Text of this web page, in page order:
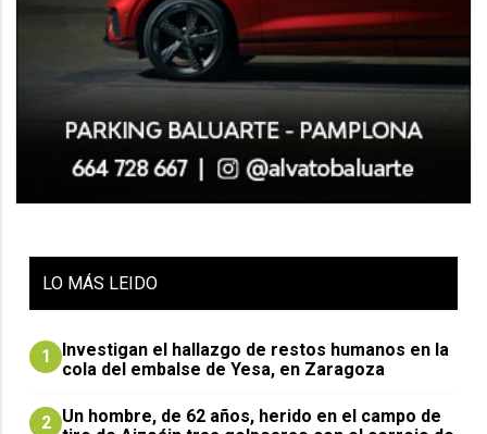
LO MÁS LEIDO
1
Investigan el hallazgo de restos humanos en la
cola del embalse de Yesa, en Zaragoza
2 Un hombre, de 62 años, herido en el campo de